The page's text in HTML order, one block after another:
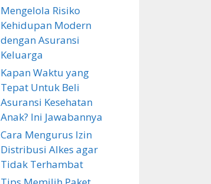
Mengelola Risiko
Kehidupan Modern
dengan Asuransi
Keluarga
Kapan Waktu yang
Tepat Untuk Beli
Asuransi Kesehatan
Anak? Ini Jawabannya
Cara Mengurus Izin
Distribusi Alkes agar
Tidak Terhambat